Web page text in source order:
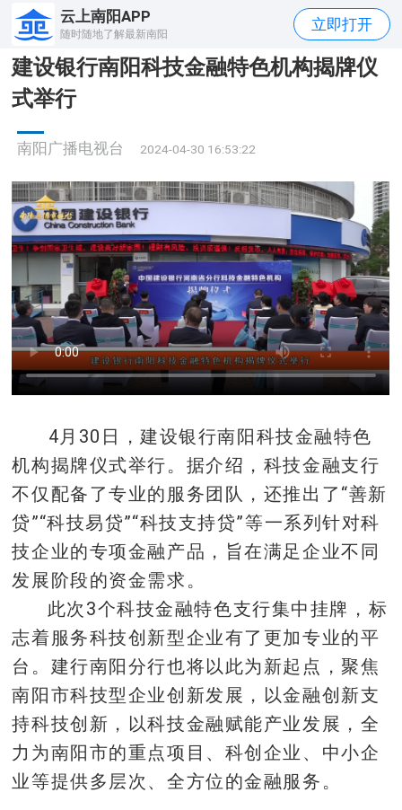
云上南阳APP
随时随地了解最新南阳
立即打开
建设银行南阳科技金融特色机构揭牌仪
式举行
南阳广播电视台 2024-04-30 16:53:22
4月30日，建设银行南阳科技金融特色
机构揭牌仪式举行。据介绍，科技金融支行
不仅配备了专业的服务团队，还推出了“善新
贷”“科技易贷”“科技支持贷”等一系列针对科
技企业的专项金融产品，旨在满足企业不同
发展阶段的资金需求。
此次3个科技金融特色支行集中挂牌，标
志着服务科技创新型企业有了更加专业的平
台。建行南阳分行也将以此为新起点，聚焦
南阳市科技型企业创新发展，以金融创新支
持科技创新，以科技金融赋能产业发展，全
力为南阳市的重点项目、科创企业、中小企
业等提供多层次、全方位的金融服务。